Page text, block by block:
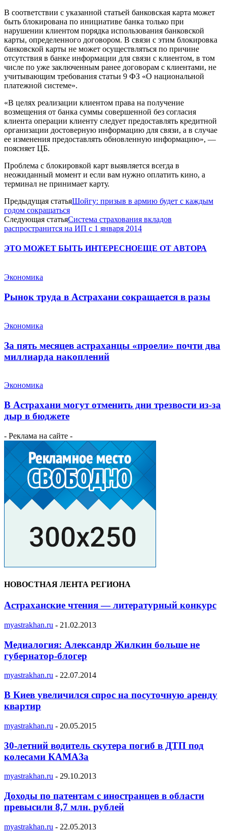
В соответствии с указанной статьей банковская карта может
быть блокирована по инициативе банка только при
нарушении клиентом порядка использования банковской
карты, определенного договором. В связи с этим блокировка
банковской карты не может осуществляться по причине
отсутствия в банке информации для связи с клиентом, в том
числе по уже заключенным ранее договорам с клиентами, не
учитывающим требования статьи 9 ФЗ «О национальной
платежной системе».
«В целях реализации клиентом права на получение
возмещения от банка суммы совершенной без согласия
клиента операции клиенту следует предоставлять кредитной
организации достоверную информацию для связи, а в случае
ее изменения предоставлять обновленную информацию», —
поясняет ЦБ.
Проблема с блокировкой карт выявляется всегда в
неожиданный момент и если вам нужно оплатить кино, а
терминал не принимает карту.
Предыдущая статьяШойгу: призыв в армию будет с каждым
годом сокращаться
Следующая статьяСистема страхования вкладов
распространится на ИП с 1 января 2014
ЭТО МОЖЕТ БЫТЬ ИНТЕРЕСНОЕЩЕ ОТ АВТОРА
Экономика
Рынок труда в Астрахани сокращается в разы
Экономика
За пять месяцев астраханцы «проели» почти два
миллиарда накоплений
Экономика
В Астрахани могут отменить дни трезвости из-за
дыр в бюджете
- Реклама на сайте -
НОВОСТНАЯ ЛЕНТА РЕГИОНА
Астраханские чтения — литературный конкурс
myastrakhan.ru - 21.02.2013
Медиалогия: Александр Жилкин больше не
губернатор-блогер
myastrakhan.ru - 22.07.2014
В Киев увеличился спрос на посуточную аренду
квартир
myastrakhan.ru - 20.05.2015
30-летний водитель скутера погиб в ДТП под
колесами КАМАЗа
myastrakhan.ru - 29.10.2013
Доходы по патентам с иностранцев в области
превысили 8,7 млн. рублей
myastrakhan.ru - 22.05.2013